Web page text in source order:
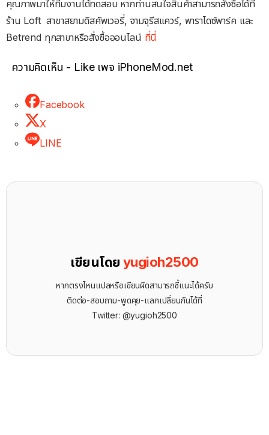
คุณภาพมาให้ทีมงานได้ทดสอบ หากท่านสนใจสินค้าสามารถสั่งซื้อได้ที่
ร้าน Loft สาขาสยามดิสคัพเวอรี่, จามจุรีสแควร์, พาราไดซ์พาร์ค และ
Betrend ทุกสาขาหรือสั่งซื้อออนไลน์ ที่นี่
ความคิดเห็น - Like เพจ iPhoneMod.net
Facebook
X
LINE
เขียนโดยyugioh2500
หากตรงไหนแปลหรือเขียนผิดสามารถชี้แนะได้ครับ
ติดต่อ-สอบถาม-พูดคุย-แลกเปลี่ยนกันได้ที่
Twitter: @yugioh2500